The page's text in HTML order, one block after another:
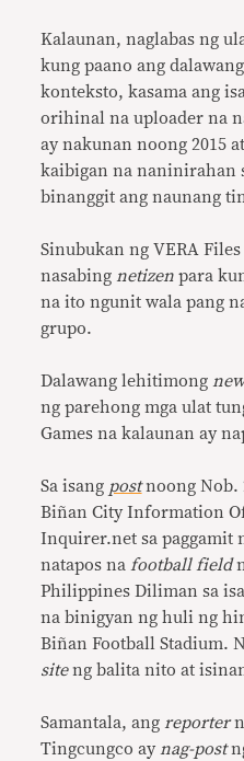
Kalaunan, naglabas ng
kung paano ang
konteksto, kasama ang
orihinal na uploader na
ay nakunan noong 2015
kaibigan na naninirahan
binanggit ang naunang
Sinubukan ng VERA
nasabing netizen para
na ito ngunit wala pang
grupo.
Dalawang lehitimong
ng parehong mga ulat
Games na kalaunan ay
Sa isang postnoong Nob.
Biñan City Information
Inquirer.net sa paggamit
natapos na football field
Philippines Diliman sa
na binigyan ng huli ng
Biñan Football Stadium.
siteng balita nito at
Samantala, ang reporter
Tingcungco ay nag-post